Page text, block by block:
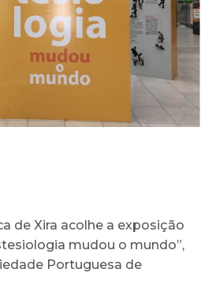
de Xira acolhe a exposição
mudou o mundo”,
Portuguesa de